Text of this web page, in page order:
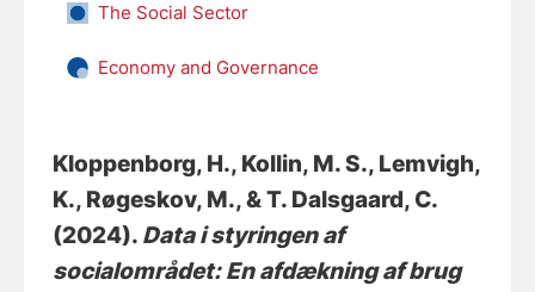
The Social Sector
Economy and Governance
Kloppenborg, H., Kollin, M. S., Lemvigh,
K., Røgeskov, M., & T. Dalsgaard, C.
(2024). Data i styringen af
socialområdet: En afdækning af brug